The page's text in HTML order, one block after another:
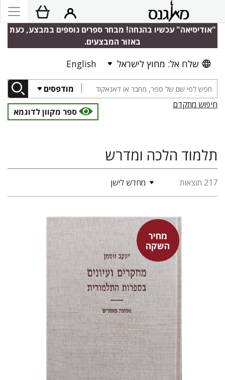
"אודיסיאה" עכשיו בהנחה! מבחר ספרים נוספים במבצע, כעת
באזור המבצעים.
שלח אל: מחוץ לישראל English
מודפסים
חיפוש מתקדם
ספר מקוון לדוגמא
תלמוד הלכה ומדרש
217 תוצאות מחדש לישן
מחיר
השקה
יעקב זוסמן
מחיר השקה